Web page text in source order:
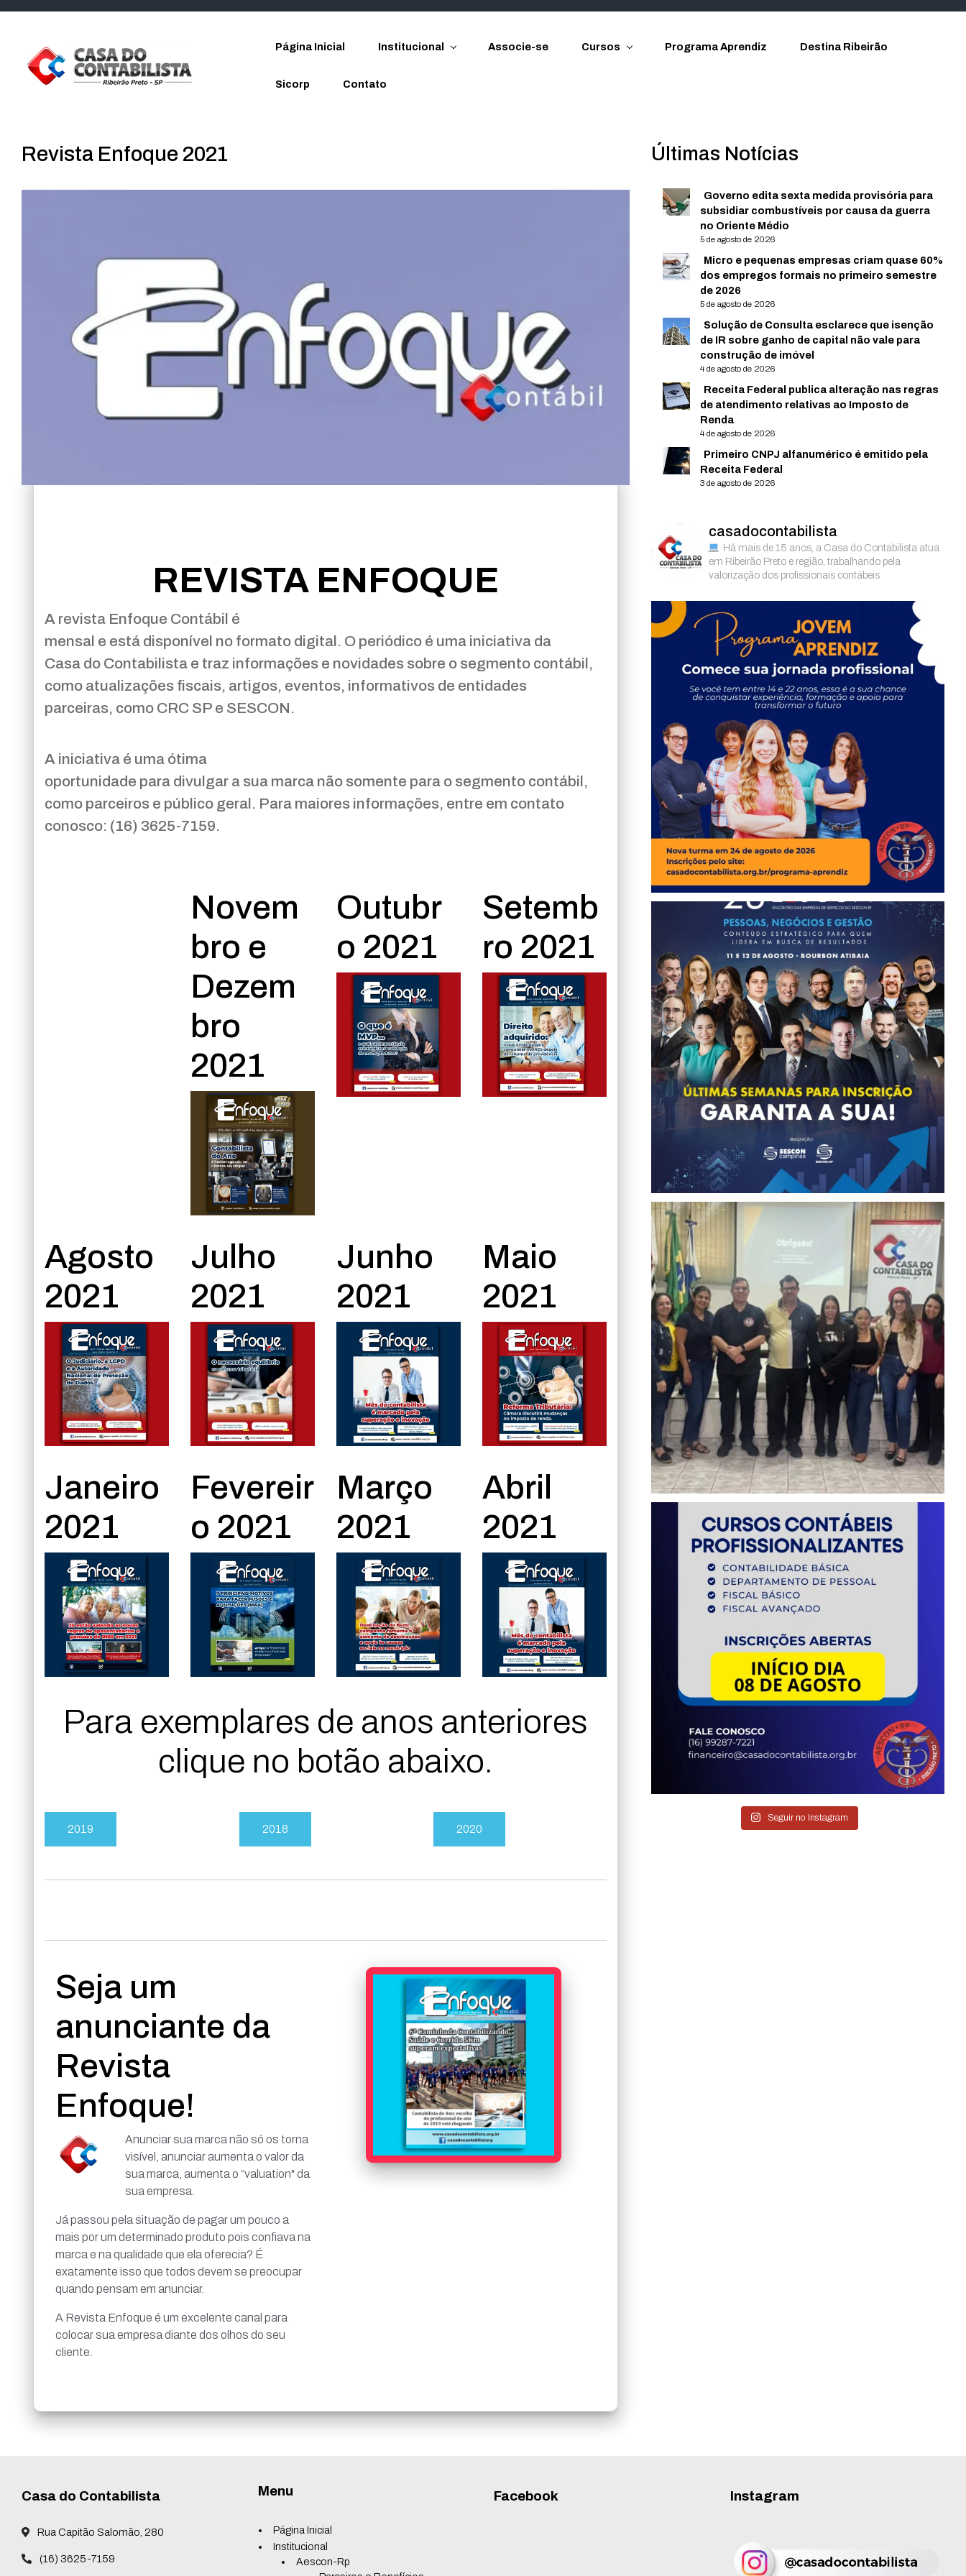
Página Inicial Institucional Associe-se Cursos Programa Aprendiz Destina Ribeirão
Sicorp Contato
Revista Enfoque 2021
REVISTA ENFOQUE
A revista Enfoque Contábil é
mensal e está disponível no formato digital. O periódico é uma iniciativa da
Casa do Contabilista e traz informações e novidades sobre o segmento contábil,
como atualizações fiscais, artigos, eventos, informativos de entidades
parceiras, como CRC SP e SESCON.
A iniciativa é uma ótima
oportunidade para divulgar a sua marca não somente para o segmento contábil,
como parceiros e público geral. Para maiores informações, entre em contato
conosco: (16) 3625-7159.
Novem
bro e
Dezem
bro
2021
Outubr
o 2021
Setemb
ro 2021
Agosto
2021
Julho
2021
Junho
2021
Maio
2021
Janeiro
2021
Fevereir
o 2021
Março
2021
Abril
2021
Para exemplares de anos anteriores
clique no botão abaixo.
2019 2018 2020
Seja um
anunciante da
Revista
Enfoque!
Anunciar sua marca não só os torna
visível, anunciar aumenta o valor da
sua marca, aumenta o “valuation" da
sua empresa.
Já passou pela situação de pagar um pouco a
mais por um determinado produto pois confiava na
marca e na qualidade que ela oferecia? É
exatamente isso que todos devem se preocupar
quando pensam em anunciar.
A Revista Enfoque é um excelente canal para
colocar sua empresa diante dos olhos do seu
cliente.
Últimas Notícias
Governo edita sexta medida provisória para
subsidiar combustíveis por causa da guerra
no Oriente Médio
5 de agosto de 2026
Micro e pequenas empresas criam quase 60%
dos empregos formais no primeiro semestre
de 2026
5 de agosto de 2026
Solução de Consulta esclarece que isenção
de IR sobre ganho de capital não vale para
construção de imóvel
4 de agosto de 2026
Receita Federal publica alteração nas regras
de atendimento relativas ao Imposto de
Renda
4 de agosto de 2026
Primeiro CNPJ alfanumérico é emitido pela
Receita Federal
3 de agosto de 2026
casadocontabilista
Há mais de 15 anos, a Casa do Contabilista atua
em Ribeirão Preto e região, trabalhando pela
valorização dos profissionais contábeis
Seguir no Instagram
Casa do Contabilista
Rua Capitão Salomão, 280
(16) 3625-7159
Menu
Página Inicial
Institucional
Aescon-Rp
Facebook Instagram